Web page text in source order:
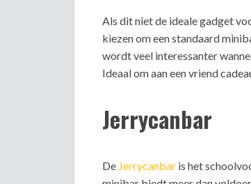
Als dit niet de ideale gadget
kiezen om een standaard
wordt veel interessanter
Ideaal om aan een vriend
Jerrycanbar
De Jerrycanbar is het